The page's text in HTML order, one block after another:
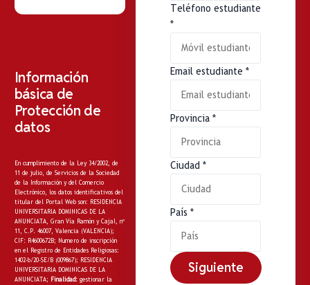
Información
básica de
Protección de
datos
En cumplimiento de la Ley 34/2002, de
11 de julio, de Servicios de la Sociedad
de la Información y del Comercio
Electrónico, los datos identificativos del
titular del Portal Web son: RESIDENCIA
UNIVERSITARIA DOMINICAS DE LA
ANUNCIATA, Gran Vía Ramón y Cajal, nº
11, C.P. 46007, Valencia (VALENCIA);
CIF: R4600672B; Numero de inscripción
en el Registro de Entidades Religiosas:
1402-b/20-SE/B (009867); RESIDENCIA
UNIVERSITARIA DOMINICAS DE LA
ANUNCIATA; Finalidad: gestionar la
Teléfono estudiante
*
Email estudiante *
Provincia *
Ciudad *
País *
Siguiente